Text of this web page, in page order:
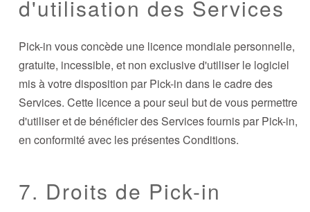
d'utilisation des Services
Pick-in vous concède une licence mondiale personnelle,
gratuite, incessible, et non exclusive d'utiliser le logiciel
mis à votre disposition par Pick-in dans le cadre des
Services. Cette licence a pour seul but de vous permettre
d'utiliser et de bénéficier des Services fournis par Pick-in,
en conformité avec les présentes Conditions.
7. Droits de Pick-in